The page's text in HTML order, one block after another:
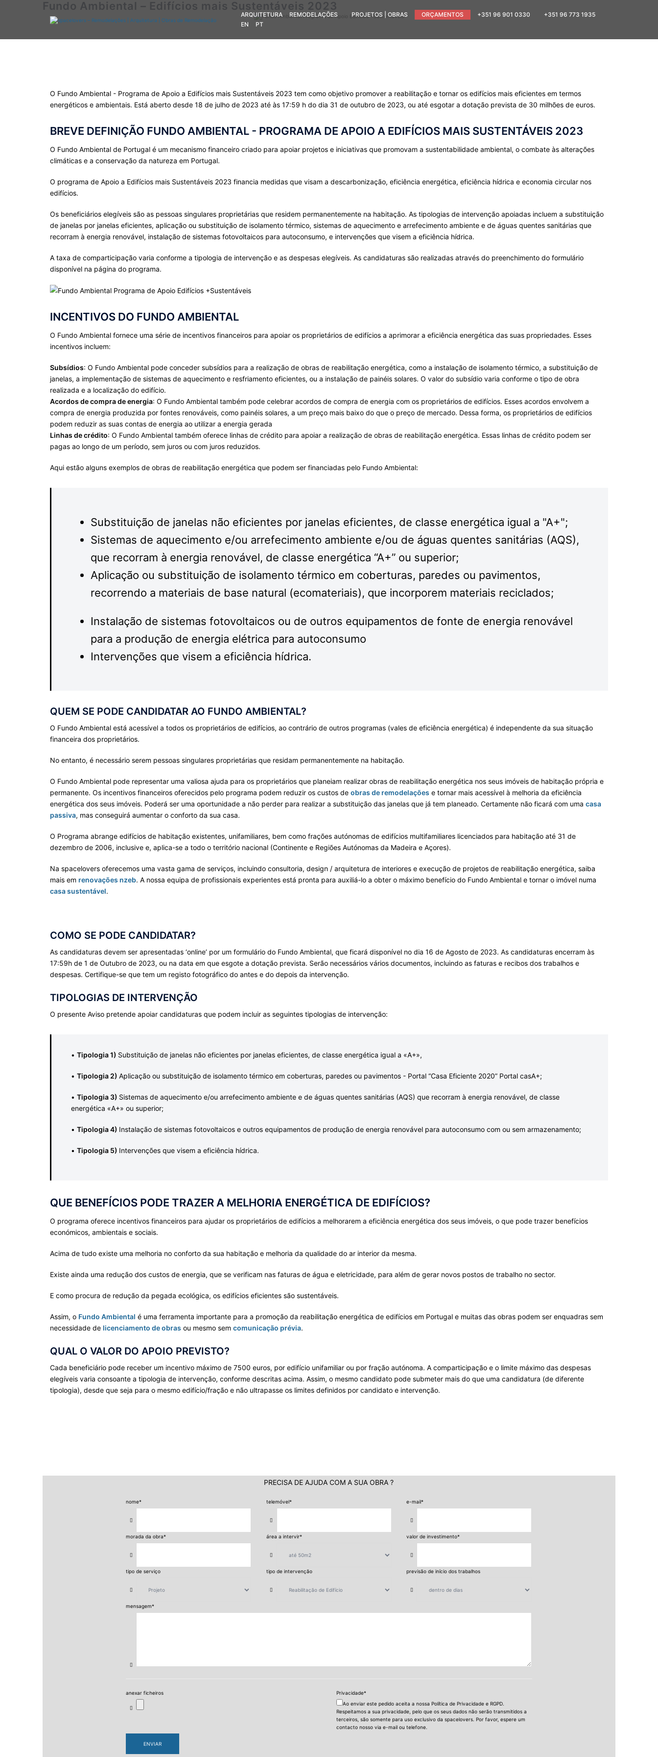
ARQUITETURA REMODELAÇÕES PROJETOS | OBRAS ORÇAMENTOS +351 96 901 0330
+351 96 773 1935
EN
PT
Fundo Ambiental – Edifícios mais Sustentáveis 2023
O Fundo Ambiental - Programa de Apoio a Edifícios mais Sustentáveis 2023 tem como objetivo promover a reabilitação e tornar os edifícios mais eficientes em termos
energéticos e ambientais. Está aberto desde 18 de julho de 2023 até às 17:59 h do dia 31 de outubro de 2023, ou até esgotar a dotação prevista de 30 milhões de euros.
BREVE DEFINIÇÃO FUNDO AMBIENTAL - PROGRAMA DE APOIO A EDIFÍCIOS MAIS SUSTENTÁVEIS 2023
O Fundo Ambiental de Portugal é um mecanismo financeiro criado para apoiar projetos e iniciativas que promovam a sustentabilidade ambiental, o combate às alterações
climáticas e a conservação da natureza em Portugal.
O programa de Apoio a Edifícios mais Sustentáveis 2023 financia medidas que visam a descarbonização, eficiência energética, eficiência hídrica e economia circular nos
edifícios.
Os beneficiários elegíveis são as pessoas singulares proprietárias que residem permanentemente na habitação. As tipologias de intervenção apoiadas incluem a substituição
de janelas por janelas eficientes, aplicação ou substituição de isolamento térmico, sistemas de aquecimento e arrefecimento ambiente e de águas quentes sanitárias que
recorram à energia renovável, instalação de sistemas fotovoltaicos para autoconsumo, e intervenções que visem a eficiência hídrica.
A taxa de comparticipação varia conforme a tipologia de intervenção e as despesas elegíveis. As candidaturas são realizadas através do preenchimento do formulário
disponível na página do programa.
INCENTIVOS DO FUNDO AMBIENTAL
O Fundo Ambiental fornece uma série de incentivos financeiros para apoiar os proprietários de edifícios a aprimorar a eficiência energética das suas propriedades. Esses
incentivos incluem:
Subsídios: O Fundo Ambiental pode conceder subsídios para a realização de obras de reabilitação energética, como a instalação de isolamento térmico, a substituição de
janelas, a implementação de sistemas de aquecimento e resfriamento eficientes, ou a instalação de painéis solares. O valor do subsídio varia conforme o tipo de obra
realizada e a localização do edifício.
Acordos de compra de energia: O Fundo Ambiental também pode celebrar acordos de compra de energia com os proprietários de edifícios. Esses acordos envolvem a
compra de energia produzida por fontes renováveis, como painéis solares, a um preço mais baixo do que o preço de mercado. Dessa forma, os proprietários de edifícios
podem reduzir as suas contas de energia ao utilizar a energia gerada
Linhas de crédito: O Fundo Ambiental também oferece linhas de crédito para apoiar a realização de obras de reabilitação energética. Essas linhas de crédito podem ser
pagas ao longo de um período, sem juros ou com juros reduzidos.
Aqui estão alguns exemplos de obras de reabilitação energética que podem ser financiadas pelo Fundo Ambiental:
Substituição de janelas não eficientes por janelas eficientes, de classe energética igual a "A+";
Sistemas de aquecimento e/ou arrefecimento ambiente e/ou de águas quentes sanitárias (AQS),
que recorram à energia renovável, de classe energética “A+” ou superior;
Aplicação ou substituição de isolamento térmico em coberturas, paredes ou pavimentos,
recorrendo a materiais de base natural (ecomateriais), que incorporem materiais reciclados;
Instalação de sistemas fotovoltaicos ou de outros equipamentos de fonte de energia renovável
para a produção de energia elétrica para autoconsumo
Intervenções que visem a eficiência hídrica.
QUEM SE PODE CANDIDATAR AO FUNDO AMBIENTAL?
O Fundo Ambiental está acessível a todos os proprietários de edifícios, ao contrário de outros programas (vales de eficiência energética) é independente da sua situação
financeira dos proprietários.
No entanto, é necessário serem pessoas singulares proprietárias que residam permanentemente na habitação.
O Fundo Ambiental pode representar uma valiosa ajuda para os proprietários que planeiam realizar obras de reabilitação energética nos seus imóveis de habitação própria e
permanente. Os incentivos financeiros oferecidos pelo programa podem reduzir os custos de obras de remodelações e tornar mais acessível à melhoria da eficiência
energética dos seus imóveis. Poderá ser uma oportunidade a não perder para realizar a substituição das janelas que já tem planeado. Certamente não ficará com uma casa
passiva, mas conseguirá aumentar o conforto da sua casa.
O Programa abrange edifícios de habitação existentes, unifamiliares, bem como frações autónomas de edifícios multifamiliares licenciados para habitação até 31 de
dezembro de 2006, inclusive e, aplica-se a todo o território nacional (Continente e Regiões Autónomas da Madeira e Açores).
Na spacelovers oferecemos uma vasta gama de serviços, incluindo consultoria, design / arquitetura de interiores e execução de projetos de reabilitação energética, saiba
mais em renovações nzeb. A nossa equipa de profissionais experientes está pronta para auxiliá-lo a obter o máximo benefício do Fundo Ambiental e tornar o imóvel numa
casa sustentável.
COMO SE PODE CANDIDATAR?
As candidaturas devem ser apresentadas ‘online’ por um formulário do Fundo Ambiental, que ficará disponível no dia 16 de Agosto de 2023. As candidaturas encerram às
17:59h de 1 de Outubro de 2023, ou na data em que esgote a dotação prevista. Serão necessários vários documentos, incluindo as faturas e recibos dos trabalhos e
despesas. Certifique-se que tem um registo fotográfico do antes e do depois da intervenção.
TIPOLOGIAS DE INTERVENÇÃO
O presente Aviso pretende apoiar candidaturas que podem incluir as seguintes tipologias de intervenção:
• Tipologia 1) Substituição de janelas não eficientes por janelas eficientes, de classe energética igual a «A+»,
• Tipologia 2) Aplicação ou substituição de isolamento térmico em coberturas, paredes ou pavimentos - Portal “Casa Eficiente 2020” Portal casA+;
• Tipologia 3) Sistemas de aquecimento e/ou arrefecimento ambiente e de águas quentes sanitárias (AQS) que recorram à energia renovável, de classe
energética «A+» ou superior;
• Tipologia 4) Instalação de sistemas fotovoltaicos e outros equipamentos de produção de energia renovável para autoconsumo com ou sem armazenamento;
• Tipologia 5) Intervenções que visem a eficiência hídrica.
QUE BENEFÍCIOS PODE TRAZER A MELHORIA ENERGÉTICA DE EDIFÍCIOS?
O programa oferece incentivos financeiros para ajudar os proprietários de edifícios a melhorarem a eficiência energética dos seus imóveis, o que pode trazer benefícios
económicos, ambientais e sociais.
Acima de tudo existe uma melhoria no conforto da sua habitação e melhoria da qualidade do ar interior da mesma.
Existe ainda uma redução dos custos de energia, que se verificam nas faturas de água e eletricidade, para além de gerar novos postos de trabalho no sector.
E como procura de redução da pegada ecológica, os edifícios eficientes são sustentáveis.
Assim, o Fundo Ambiental é uma ferramenta importante para a promoção da reabilitação energética de edifícios em Portugal e muitas das obras podem ser enquadras sem
necessidade de licenciamento de obras ou mesmo sem comunicação prévia.
QUAL O VALOR DO APOIO PREVISTO?
Cada beneficiário pode receber um incentivo máximo de 7500 euros, por edifício unifamiliar ou por fração autónoma. A comparticipação e o limite máximo das despesas
elegíveis varia consoante a tipologia de intervenção, conforme descritas acima. Assim, o mesmo candidato pode submeter mais do que uma candidatura (de diferente
tipologia), desde que seja para o mesmo edifício/fração e não ultrapasse os limites definidos por candidato e intervenção.
PRECISA DE AJUDA COM A SUA OBRA ?
nome* telemóvel* e-mail*
morada da obra* área a intervir* valor de investimento*
tipo de serviço tipo de intervenção previsão de início dos trabalhos
mensagem*
anexar ficheiros Privacidade*
Ao enviar este pedido aceita a nossa Política de Privacidade e RGPD.
Respeitamos a sua privacidade, pelo que os seus dados não serão transmitidos a
terceiros, são somente para uso exclusivo da spacelovers. Por favor, espere um
contacto nosso via e-mail ou telefone.
ENVIAR